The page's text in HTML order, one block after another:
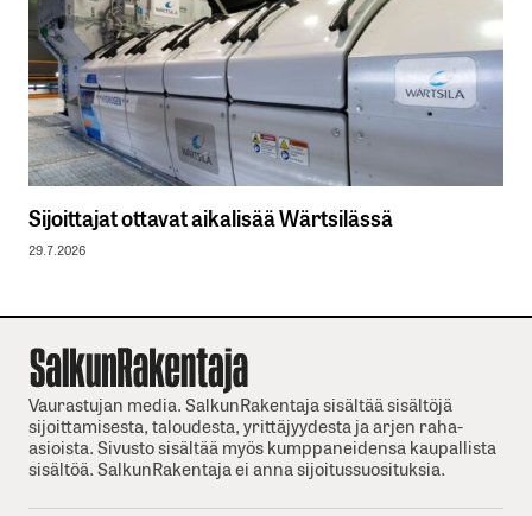
Sijoittajat ottavat aikalisää Wärtsilässä
29.7.2026
Vaurastujan media. SalkunRakentaja sisältää sisältöjä
sijoittamisesta, taloudesta, yrittäjyydesta ja arjen raha-
asioista. Sivusto sisältää myös kumppaneidensa kaupallista
sisältöä. SalkunRakentaja ei anna sijoitussuosituksia.